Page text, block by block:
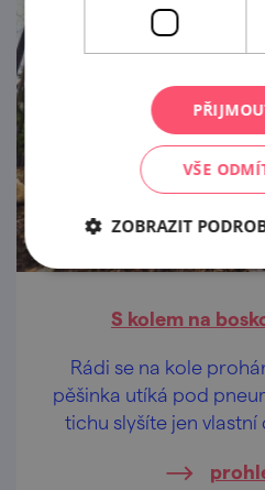
S kolem na
Rádi se na kole
pěšinka utíká pod
tichu slyšíte jen
VŠE
ZOBRAZIT